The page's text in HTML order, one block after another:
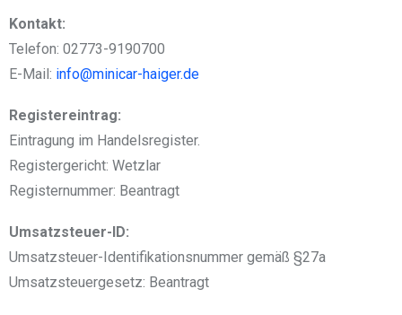
Kontakt:
Telefon: 02773-9190700
E-Mail: info@minicar-haiger.de
Registereintrag:
Eintragung im Handelsregister.
Registergericht: Wetzlar
Registernummer: Beantragt
Umsatzsteuer-ID:
Umsatzsteuer-Identifikationsnummer gemäß §27a
Umsatzsteuergesetz: Beantragt